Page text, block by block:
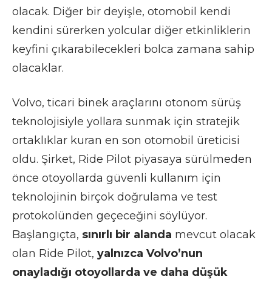
olacak. Diğer bir deyişle, otomobil kendi
kendini sürerken yolcular diğer etkinliklerin
keyfini çıkarabilecekleri bolca zamana sahip
olacaklar.
Volvo, ticari binek araçlarını otonom sürüş
teknolojisiyle yollara sunmak için stratejik
ortaklıklar kuran en son otomobil üreticisi
oldu. Şirket, Ride Pilot piyasaya sürülmeden
önce otoyollarda güvenli kullanım için
teknolojinin birçok doğrulama ve test
protokolünden geçeceğini söylüyor.
Başlangıçta, sınırlı bir alanda mevcut olacak
olan Ride Pilot, yalnızca Volvo’nun
onayladığı otoyollarda ve daha düşük